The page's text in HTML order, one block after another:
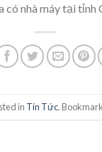
có nhà máy tại tỉnh
in Tin Tức.